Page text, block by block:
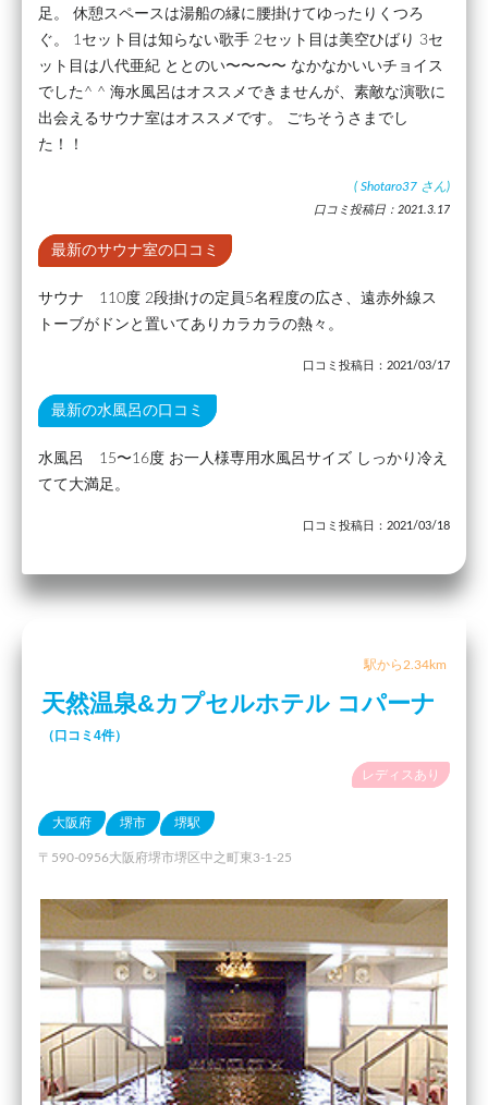
足。 休憩スペースは湯船の縁に腰掛けてゆったりくつろ
ぐ。 1セット目は知らない歌手 2セット目は美空ひばり 3セ
ット目は八代亜紀 ととのい〜〜〜〜 なかなかいいチョイス
でした^ ^ 海水風呂はオススメできませんが、素敵な演歌に
出会えるサウナ室はオススメです。 ごちそうさまでし
た！！
( Shotaro37 さん)
口コミ投稿日：2021.3.17
最新のサウナ室の口コミ
サウナ 110度 2段掛けの定員5名程度の広さ、遠赤外線ス
トーブがドンと置いてありカラカラの熱々。
口コミ投稿日：2021/03/17
最新の水風呂の口コミ
水風呂 15〜16度 お一人様専用水風呂サイズ しっかり冷え
てて大満足。
口コミ投稿日：2021/03/18
駅から2.34km
天然温泉&カプセルホテル コパーナ
（口コミ4件）
レディスあり
大阪府 堺市 堺駅
〒590-0956大阪府堺市堺区中之町東3-1-25